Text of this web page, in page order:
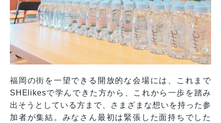
福岡の街を一望できる開放的な会場には、これまで
SHElikesで学んできた方から、これから一歩を踏み
出そうとしている方まで、さまざまな想いを持った参
加者が集結。みなさん最初は緊張した面持ちでした